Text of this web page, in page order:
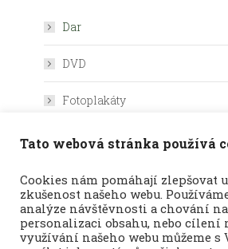
Dar
DVD
Fotoplakáty
Plakáty
Výukové karty
Tato webová stránka používá
Cookies nám pomáhají zlepšovat
zkušenost našeho webu.
analýze návštěvnosti a chování na
personalizaci obsahu, nebo cílení
využívání našeho webu můžeme s